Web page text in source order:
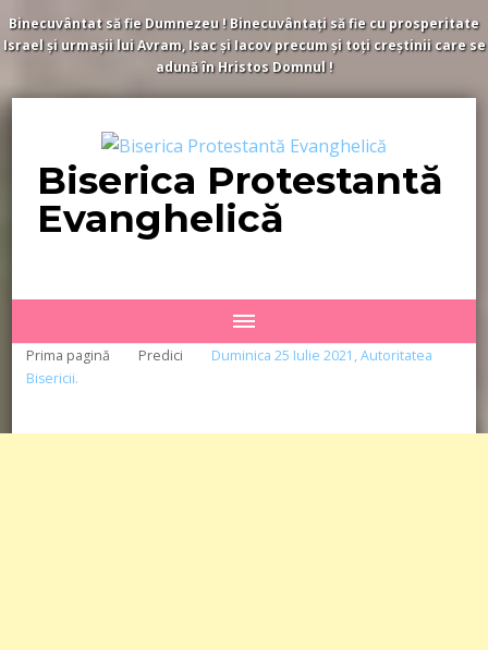
Binecuvântat să fie Dumnezeu ! Binecuvântați să fie cu prosperitate
Israel și urmașii lui Avram, Isac și Iacov precum și toți creștinii care se
adună în Hristos Domnul !
Biserica Protestantă
Evanghelică
Prima pagină Predici
Duminica 25 Iulie 2021, Autoritatea
Bisericii.